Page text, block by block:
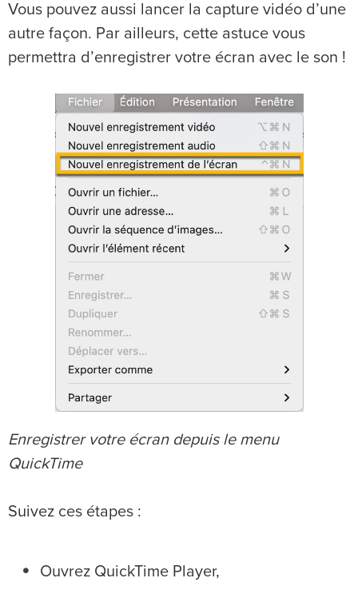
Vous pouvez aussi lancer la capture vidéo d’une
autre façon. Par ailleurs, cette astuce vous
permettra d’enregistrer votre écran avec le son !
Enregistrer votre écran depuis le menu
QuickTime
Suivez ces étapes :
Ouvrez QuickTime Player,